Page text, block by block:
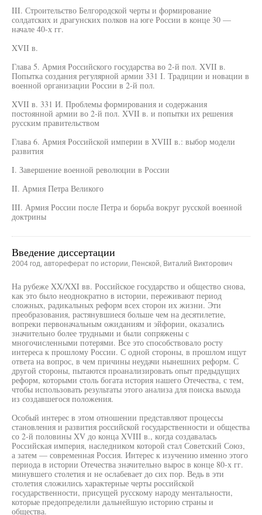
III. Строительство Белгородской черты и формирование
солдатских и драгунских полков на юге России в конце 30 —
начале 40-х гг.
XVII в.
Глава 5. Армия Российского государства во 2-й пол. XVII в.
Попытка создания регулярной армии 331 I. Традиции и новации в
военной организации России в 2-й пол.
XVII в. 331 И. Проблемы формирования и содержания
постоянной армии во 2-й пол. XVII в. и попытки их решения
русским правительством
Глава 6. Армия Российской империи в XVIII в.: выбор модели
развития
I. Завершение военной революции в России
II. Армия Петра Великого
III. Армия России после Петра и борьба вокруг русской военной
доктрины
Введение диссертации
2004 год, автореферат по истории, Пенской, Виталий Викторович
На рубеже XX/XXI вв. Российское государство и общество снова,
как это было неоднократно в истории, переживают период
сложных, радикальных реформ всех сторон их жизни. Эти
преобразования, растянувшиеся больше чем на десятилетие,
вопреки первоначальным ожиданиям и эйфории, оказались
значительно более трудными и были сопряжены с
многочисленными потерями. Все это способствовало росту
интереса к прошлому России. С одной стороны, в прошлом ищут
ответа на вопрос, в чем причины неудачи нынешних реформ. С
другой стороны, пытаются проанализировать опыт предыдущих
реформ, которыми столь богата история нашего Отечества, с тем,
чтобы использовать результаты этого анализа для поиска выхода
из создавшегося положения.
Особый интерес в этом отношении представляют процессы
становления и развития российской государственности и общества
со 2-й половины XV до конца XVIII в., когда создавалась
Российская империя, наследником которой стал Советский Союз,
а затем — современная Россия. Интерес к изучению именно этого
периода в истории Отечества значительно вырос в конце 80-х гг.
минувшего столетия и не ослабевает до сих пор. Ведь в эти
столетия сложились характерные черты российской
государственности, присущей русскому народу ментальности,
которые предопределили дальнейшую историю страны и
общества.